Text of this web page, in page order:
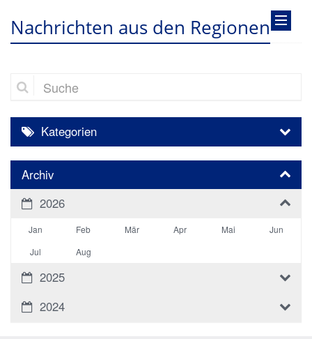
Nachrichten aus den Regionen
Suche
Kategorien
Archiv
2026
Jan Feb Mär Apr Mai
Jun
Jul
Aug
2025
2024